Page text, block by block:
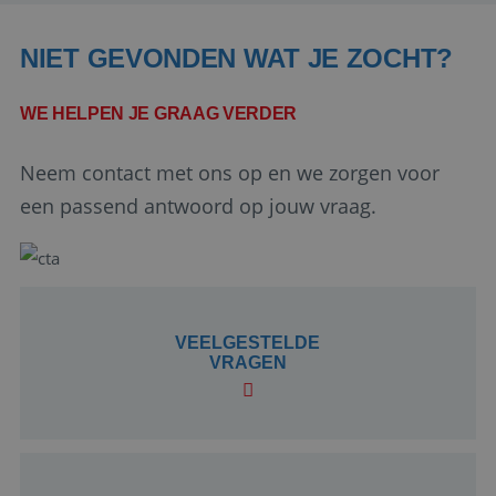
NIET GEVONDEN WAT JE ZOCHT?
WE HELPEN JE GRAAG VERDER
Neem contact met ons op en we zorgen voor
een passend antwoord op jouw vraag.
VEELGESTELDE
VRAGEN
Corporation
.linkedin.com
Google Privacy Policy